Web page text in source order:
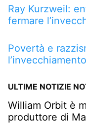
Ray Kurzweil:
fermare
Povertà e
ULTIME NOTIZIE
William Orbit è
produttore di